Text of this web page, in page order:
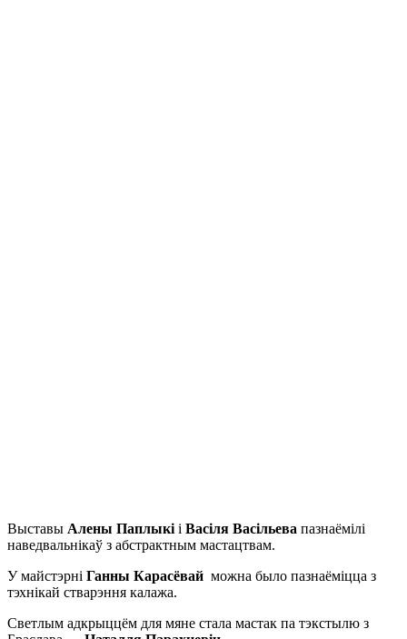
Выставы Алены Паплыкі і Васіля Васільева пазнаёмілі
наведвальнікаў з абстрактным мастацтвам.
У майстэрні Ганны Карасёвай можна было пазнаёміцца з
тэхнікай стварэння калажа.
Светлым адкрыццём для мяне стала мастак па тэкстылю з